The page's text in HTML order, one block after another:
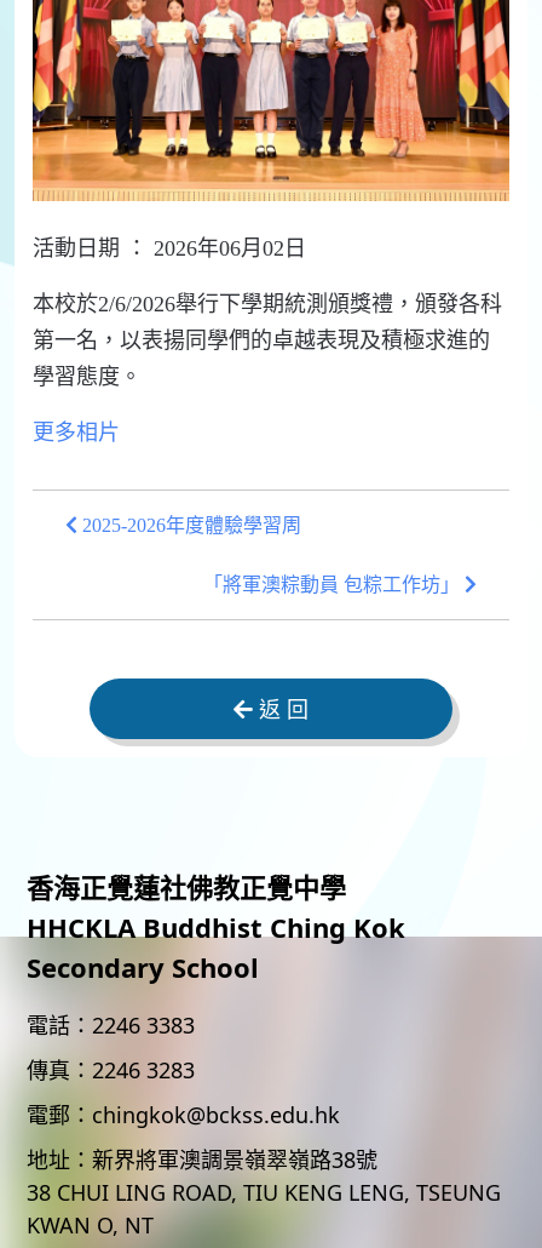
活動日期 ： 2026年06月02日
本校於2/6/2026舉行下學期統測頒獎禮，頒發各科
第一名，以表揚同學們的卓越表現及積極求進的
學習態度。
更多相片
2025-2026年度體驗學習周
「將軍澳粽動員 包粽工作坊」
返 回
香海正覺蓮社佛教正覺中學
HHCKLA Buddhist Ching Kok
Secondary School
電話： 2246 3383
傳真： 2246 3283
電郵： chingkok@bckss.edu.hk
地址： 新界將軍澳調景嶺翠嶺路38號
38 CHUI LING ROAD, TIU KENG LENG, TSEUNG
KWAN O, NT